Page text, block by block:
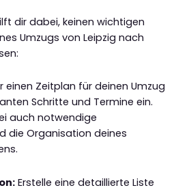
dir dabei, keinen wichtigen
Umzugs von Leipzig nach
einen Zeitplan für deinen Umzug
Schritte und Termine ein.
auch notwendige
die Organisation deines
Erstelle eine detaillierte Liste